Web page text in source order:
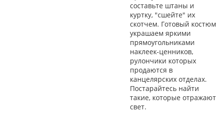
составьте штаны и
куртку, "сшейте" их
скотчем. Готовый костюм
украшаем яркими
прямоугольниками
наклеек-ценников,
рулончики которых
продаются в
канцелярских отделах.
Постарайтесь найти
такие, которые отражают
свет.